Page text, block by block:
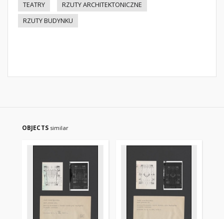
TEATRY
RZUTY ARCHITEKTONICZNE
RZUTY BUDYNKU
OBJECTS similar